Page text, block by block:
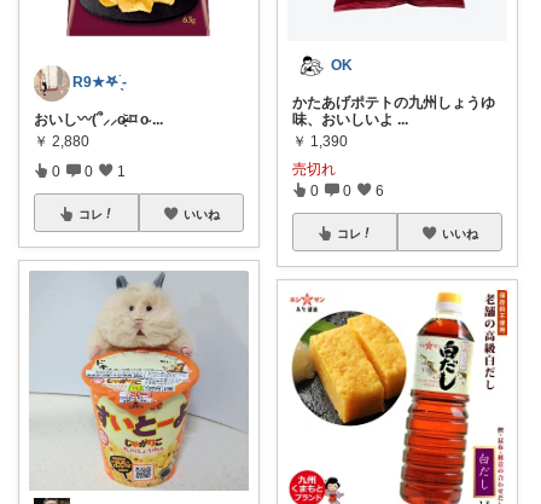
R9★𖤐 ̖́-‬
おいし〰︎︎(՞⸝⸝o̴̶̷̥᷅ ⌑ o̴ ...
￥ 2,880
0 0 1
コレ いいね
OK
かたあげポテトの九州しょうゆ
味、おいしいよ ...
￥ 1,390
売切れ
0 0 6
コレ いいね